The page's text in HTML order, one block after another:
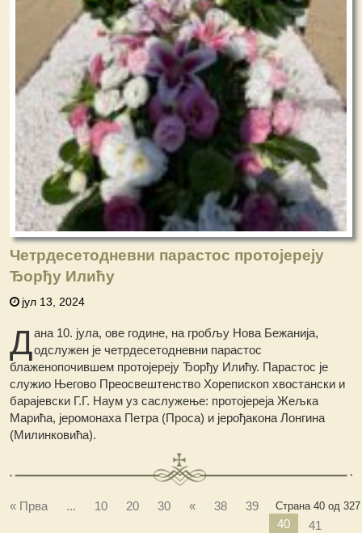
Четрдесетодневни парастос протојереју
Ђорђу Илићу
јул 13, 2024
Дана 10. јула, ове године, на гробљу Нова Бежанија,
одслужен је четрдесетодневни парастос
блаженопочившем протојереју Ђорђу Илићу. Парастос је
служио Његово Преосвештенство Хорепископ хвостански и
барајевски Г.Г. Наум уз саслужење: протојереја Жељка
Марића, јеромонаха Петра (Проса) и јерођакона Лонгина
(Милинковића).
Страна 40 од 327
« Прва ... 10 20 30 « 38
39
40
41